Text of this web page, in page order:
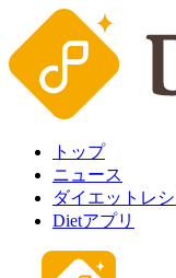
トップ
ニュース
ダイエットレ
Dietアプリ